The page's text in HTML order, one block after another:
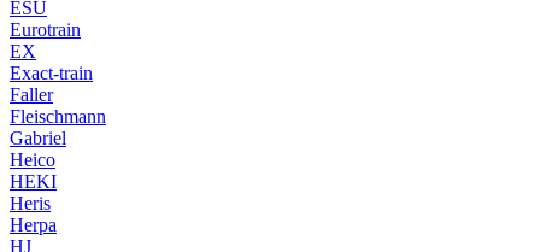
ESU
Eurotrain
EX
Exact-train
Faller
Fleischmann
Gabriel
Heico
HEKI
Heris
Herpa
HJ